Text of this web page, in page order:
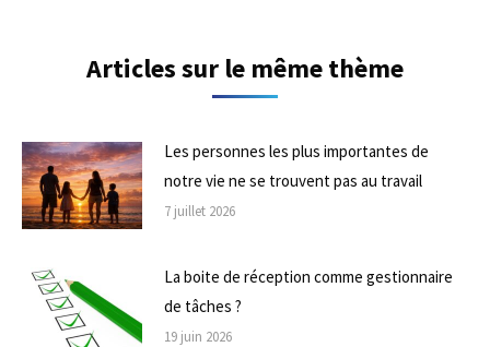
Articles sur le même thème
Les personnes les plus importantes de
notre vie ne se trouvent pas au travail
7 juillet 2026
La boite de réception comme gestionnaire
de tâches ?
19 juin 2026